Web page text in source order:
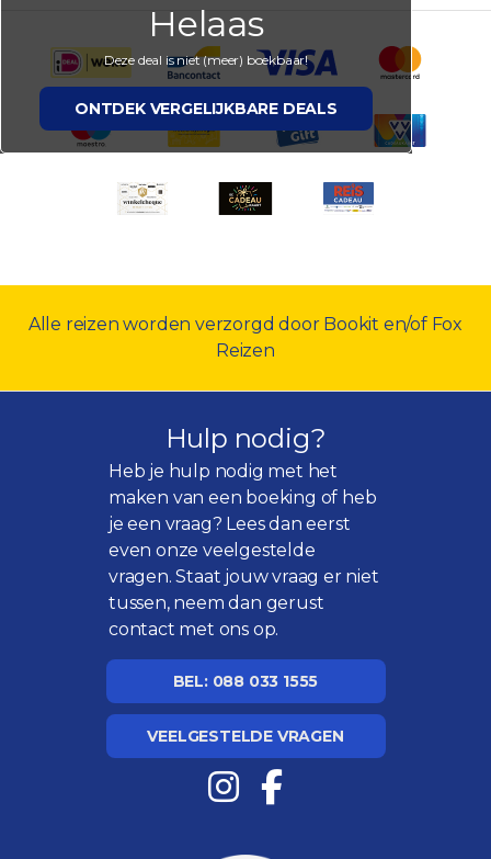
Helaas
Deze deal is niet (meer) boekbaar!
ONTDEK VERGELIJKBARE DEALS
Alle reizen worden verzorgd door Bookit en/of Fox
Reizen
Hulp nodig?
Heb je hulp nodig met het
maken van een boeking of heb
je een vraag? Lees dan eerst
even onzeveelgestelde
vragen. Staat jouw vraag er niet
tussen, neem dan gerust
contact met ons op.
BEL: 088 033 1555
VEELGESTELDE VRAGEN